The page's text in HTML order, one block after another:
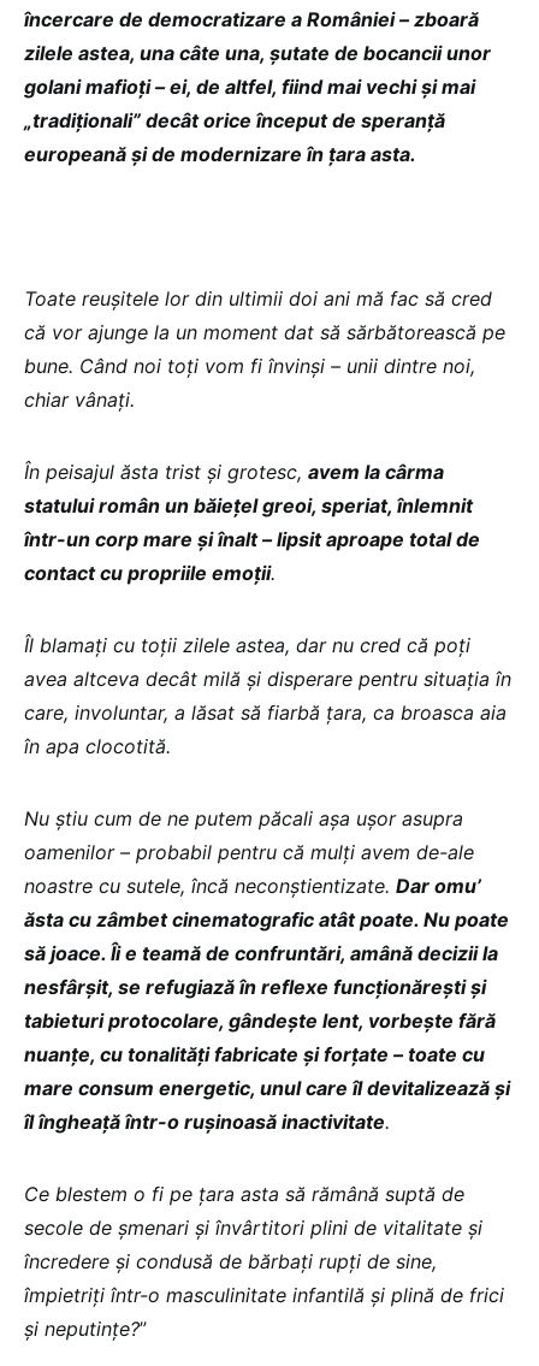
încercare de democratizare a României – zboară
zilele astea, una câte una, șutate de bocancii unor
golani mafioți – ei, de altfel, fiind mai vechi și mai
„tradiționali” decât orice început de speranță
europeană și de modernizare în țara asta.
Toate reușitele lor din ultimii doi ani mă fac să cred
că vor ajunge la un moment dat să sărbătorească pe
bune. Când noi toți vom fi învinși – unii dintre noi,
chiar vânați.
În peisajul ăsta trist și grotesc, avem la cârma
statului român un băiețel greoi, speriat, înlemnit
într-un corp mare și înalt – lipsit aproape total de
contact cu propriile emoții.
Îl blamați cu toții zilele astea, dar nu cred că poți
avea altceva decât milă și disperare pentru situația în
care, involuntar, a lăsat să fiarbă țara, ca broasca aia
în apa clocotită.
Nu știu cum de ne putem păcali așa ușor asupra
oamenilor – probabil pentru că mulți avem de-ale
noastre cu sutele, încă neconștientizate. Dar omu’
ăsta cu zâmbet cinematografic atât poate. Nu poate
să joace. Îi e teamă de confruntări, amână decizii la
nesfârșit, se refugiază în reflexe funcționărești și
tabieturi protocolare, gândește lent, vorbește fără
nuanțe, cu tonalități fabricate și forțate – toate cu
mare consum energetic, unul care îl devitalizează și
îl îngheață într-o rușinoasă inactivitate.
Ce blestem o fi pe țara asta să rămână suptă de
secole de șmenari și învârtitori plini de vitalitate și
încredere și condusă de bărbați rupți de sine,
împietriți într-o masculinitate infantilă și plină de frici
și neputințe?”